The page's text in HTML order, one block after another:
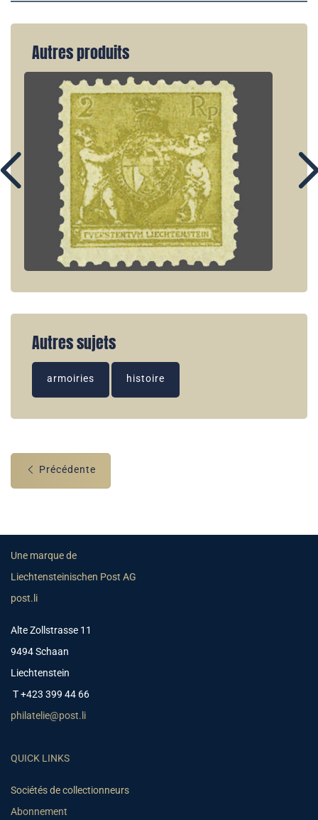
Autres produits
Autres sujets
armoiries histoire
Précédente
Une marque de
Liechtensteinischen Post AG
post.li
Alte Zollstrasse 11
9494 Schaan
Liechtenstein
T +423 399 44 66
philatelie@post.li
QUICK LINKS
Sociétés de collectionneurs
Abonnement